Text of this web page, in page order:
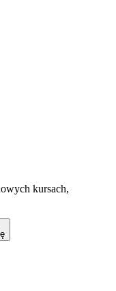
kursach,